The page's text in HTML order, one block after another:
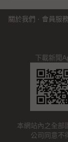
關於我們 · 會員服務
下載新聞
本網站內之全部
公司同意不